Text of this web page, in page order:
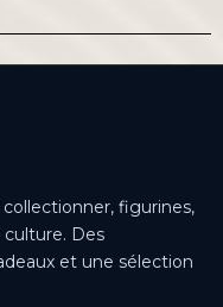
figurines,
culture. Des
et une sélection